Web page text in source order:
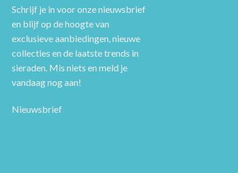
Schrijf je in voor onze nieuwsbrief
en blijf op de hoogte van
exclusieve aanbiedingen, nieuwe
collecties en de laatste trends in
sieraden. Mis niets en meld je
vandaag nog aan!
Nieuwsbrief